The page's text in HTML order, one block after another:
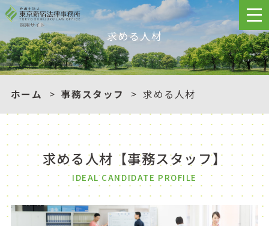
求める人材
ホーム 事務スタッフ 求める人材
求める人材【事務スタッフ】
IDEAL CANDIDATE PROFILE